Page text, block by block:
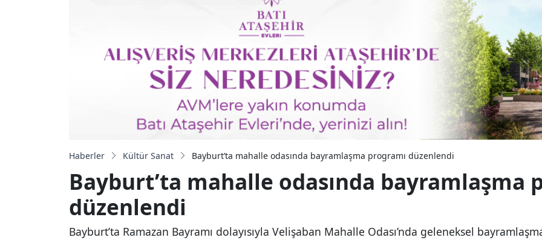
Haberler Kültür Sanat Bayburt’ta mahalle odasında bayramlaşma programı düzenlendi
Bayburt’ta mahalle odasında bayramlaşma
düzenlendi
Bayburt’ta Ramazan Bayramı dolayısıyla Velişaban Mahalle Odası’nda geleneksel